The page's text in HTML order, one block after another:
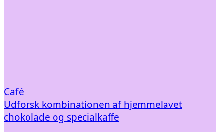
Café
Udforsk kombinationen af hjemmelavet
chokolade og specialkaffe